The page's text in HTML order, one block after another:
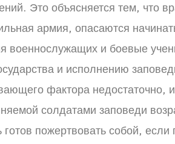
Это объясняется тем, что
армия, опасаются
военнослужащих и боевые
и исполнению
фактора недостаточно,
солдатами заповеди
пожертвовать собой, если